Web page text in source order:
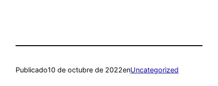
Publicado10 de octubre de 2022enUncategorized